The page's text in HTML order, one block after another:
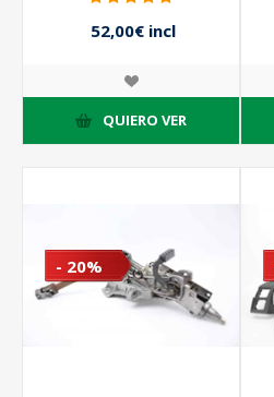
52,00€ incl
impuestos
QUIERO VER
- 20%